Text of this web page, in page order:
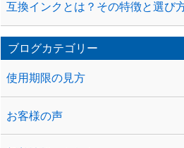
互換インクとは？その特徴と選び
ブログカテゴリー
使用期限の見方
お客様の声